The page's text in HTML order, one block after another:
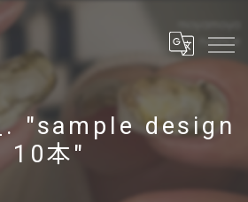
"sample design
10本"